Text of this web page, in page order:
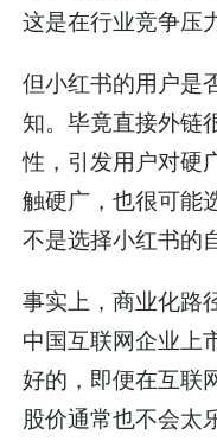
这是在行业竞争压
但小红书的用户是
知。毕竟直接外链
性，引发用户对硬
触硬广，也很可能
不是选择小红书的
事实上，商业化路
中国互联网企业上
好的，即便在互联
股价通常也不会太